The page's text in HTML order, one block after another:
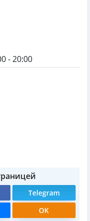
- 20:00
Telegram
OK